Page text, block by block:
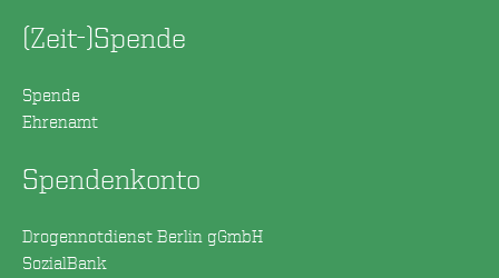
(Zeit-)Spende
Spende
Ehrenamt
Spendenkonto
Drogennotdienst Berlin gGmbH
SozialBank